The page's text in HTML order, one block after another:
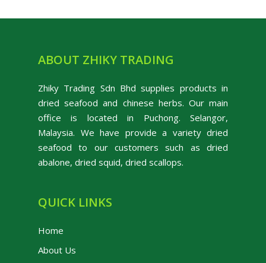
ABOUT ZHIKY TRADING
Zhiky Trading Sdn Bhd supplies products in
dried seafood and chinese herbs. Our main
office is located in Puchong. Selangor,
Malaysia. We have provide a variety dried
seafood to our customers such as dried
abalone, dried squid, dried scallops.
QUICK LINKS
Home
About Us